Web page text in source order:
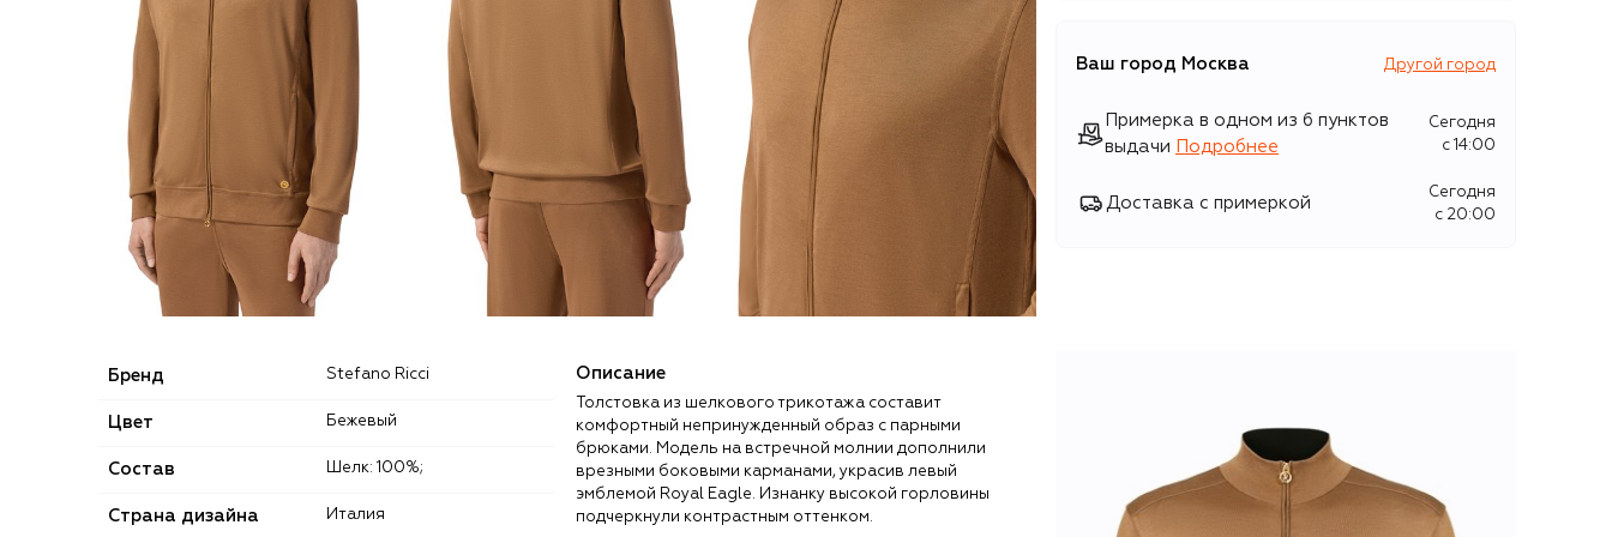
Ваш город Москва Другой город
Примерка в одном из 6 пунктов
выдачи
Подробнее
Сегодня
c 14:00
Доставка с примеркой
Сегодня
c 20:00
Бренд Stefano Ricci
Цвет Бежевый
Состав Шелк: 100%;
Страна дизайна Италия
Описание
Толстовка из шелкового трикотажа составит
комфортный непринужденный образ с парными
брюками. Модель на встречной молнии дополнили
врезными боковыми карманами, украсив левый
эмблемой Royal Eagle. Изнанку высокой горловины
подчеркнули контрастным оттенком.